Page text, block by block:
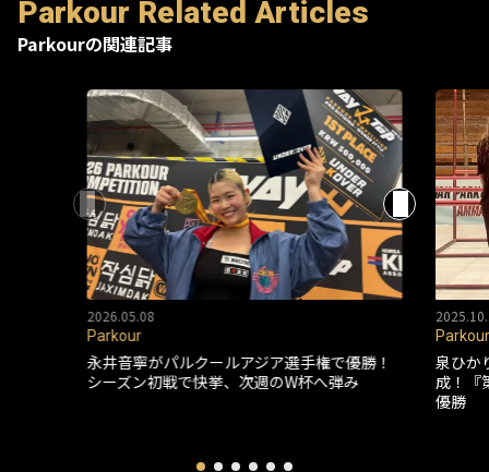
Parkour Related Articles
Parkourの関連記事
2026.05.08
Parkour
永井音寧がパルクールアジア選手権で優勝！
シーズン初戦で快挙、次週のW杯へ弾み
Parkour
泉ひか
成！『
優勝